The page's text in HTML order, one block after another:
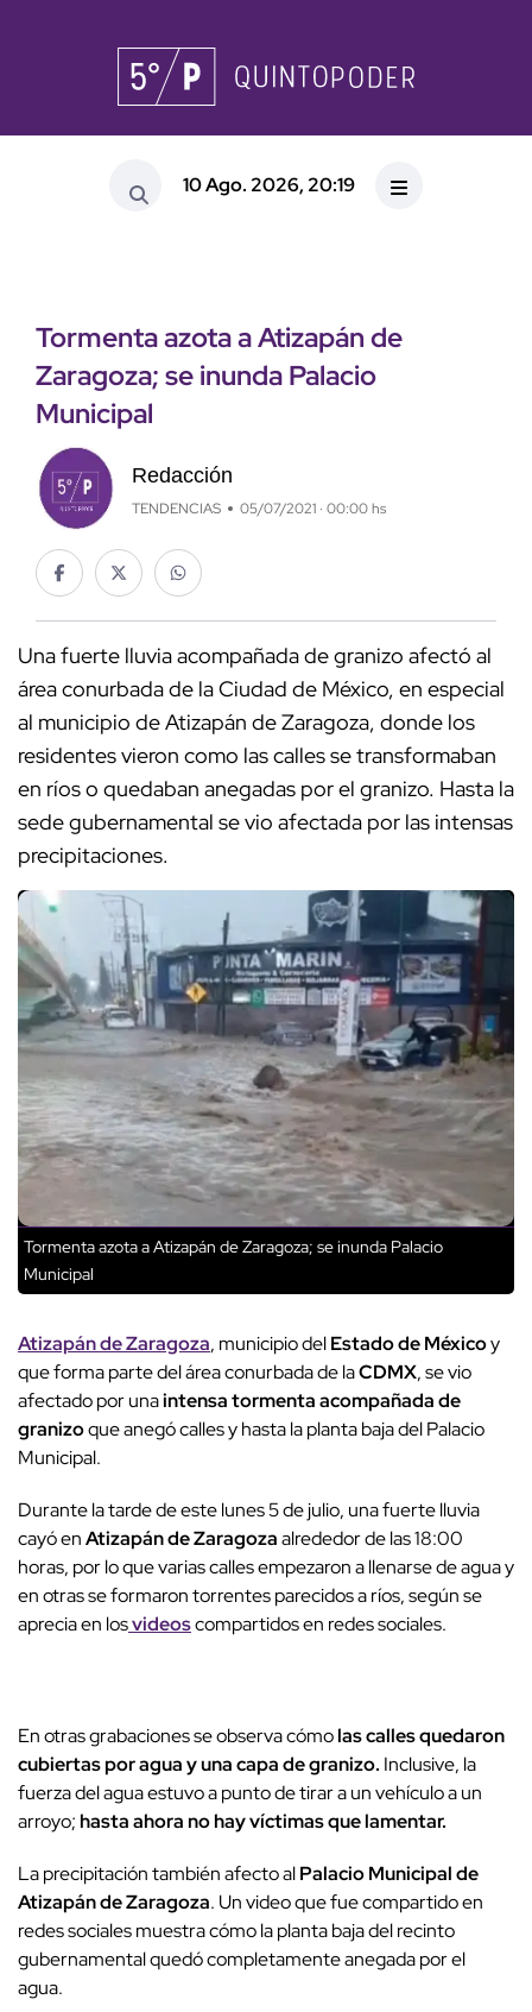
10 Ago. 2026, 20:19
Tormenta azota a Atizapán de
Zaragoza; se inunda Palacio
Municipal
Redacción
TENDENCIAS 05/07/2021 · 00:00 hs
Una fuerte lluvia acompañada de granizo afectó al
área conurbada de la Ciudad de México, en especial
al municipio de Atizapán de Zaragoza, donde los
residentes vieron como las calles se transformaban
en ríos o quedaban anegadas por el granizo. Hasta la
sede gubernamental se vio afectada por las intensas
precipitaciones.
Tormenta azota a Atizapán de Zaragoza; se inunda Palacio
Municipal
Atizapán de Zaragoza, municipio delEstado de Méxicoy
que forma parte del área conurbada de laCDMX, se vio
afectado por unaintensa tormenta acompañada de
granizoque anegó calles y hasta la planta baja del Palacio
Municipal.
Durante la tarde de este lunes 5 de julio, una fuerte lluvia
cayó enAtizapán de Zaragozaalrededor de las 18:00
horas, por lo que varias calles empezaron a llenarse de agua y
en otras se formaron torrentes parecidos a ríos, según se
aprecia en losvideoscompartidos en redes sociales.
En otras grabaciones se observa cómolas calles quedaron
cubiertas por agua y una capa de granizo. Inclusive, la
fuerza del agua estuvo a punto de tirar a un vehículo a un
arroyo;hasta ahora no hay víctimas que lamentar.
La precipitación también afecto alPalacio Municipal de
Atizapán de Zaragoza. Un video que fue compartido en
redes sociales muestra cómo la planta baja del recinto
gubernamental quedó completamente anegada por el
agua.